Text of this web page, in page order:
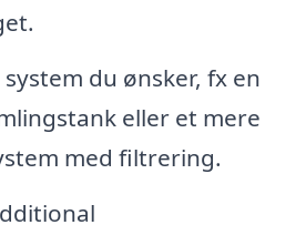
du ønsker, fx en
eller et mere
med filtrering.